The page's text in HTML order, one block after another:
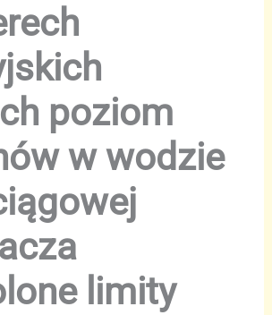
poziom
w wodzie
limity